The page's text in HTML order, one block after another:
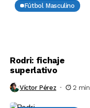
Fútbol Masculino
Rodri: fichaje
superlativo
Víctor Pérez 2 min